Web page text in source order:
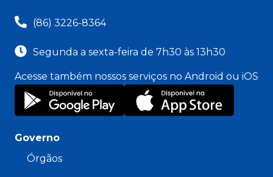
(86) 3226-8364
Segunda a sexta-feira de 7h30 às 13h30
Acesse também nossos serviços no Android ou iOS
Governo
Órgãos